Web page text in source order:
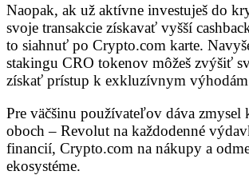
Naopak, ak už aktívne investuješ do
svoje transakcie získavať vyšší
to siahnuť po Crypto.com karte.
stakingu CRO tokenov môžeš zvýšiť
získať prístup k exkluzívnym
Pre väčšinu používateľov dáva zmysel
oboch – Revolut na každodenné
financií, Crypto.com na nákupy a
ekosystéme.